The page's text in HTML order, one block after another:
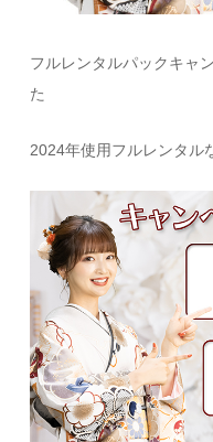
フルレンタルパックキャ
た
2024年使用フルレンタル